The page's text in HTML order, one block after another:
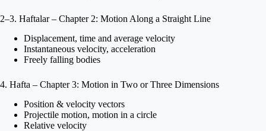
2–3. Haftalar – Chapter 2: Motion Along a Straight Line
Displacement, time and average velocity
Instantaneous velocity, acceleration
Freely falling bodies
4. Hafta – Chapter 3: Motion in Two or Three Dimensions
Position & velocity vectors
Projectile motion, motion in a circle
Relative velocity